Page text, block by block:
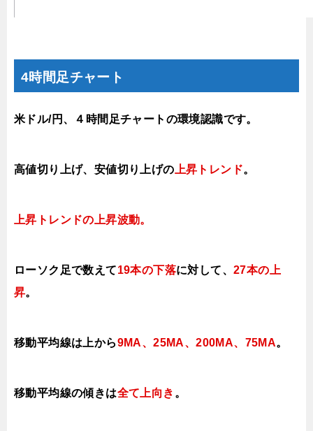
4時間足チャート
米ドル/円、４時間足チャートの環境認識です。
高値切り上げ、安値切り上げの 上昇トレンド。
上昇トレンドの上昇波動。
ローソク足で数えて19本の下落に対して、27本の上
昇。
移動平均線は上から9MA、25MA、200MA、75MA。
移動平均線の傾きは全て上向き 。